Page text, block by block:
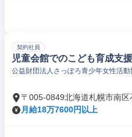
契約社員
児童会館でのこども育成支
公益財団法人さっぽろ青少年女性活動
〒005-0849北海道札幌市南区
月給18万7600円以上